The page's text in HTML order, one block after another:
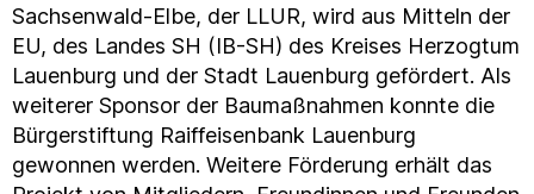
Sachsenwald-Elbe, der LLUR, wird aus Mitteln der
EU, des Landes SH (IB-SH) des Kreises Herzogtum
Lauenburg und der Stadt Lauenburg gefördert. Als
weiterer Sponsor der Baumaßnahmen konnte die
Bürgerstiftung Raiffeisenbank Lauenburg
gewonnen werden. Weitere Förderung erhält das